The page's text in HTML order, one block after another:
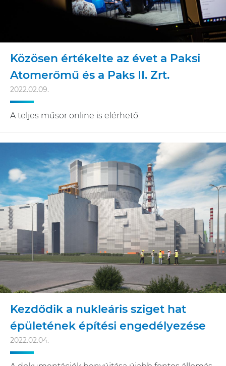
Közösen értékelte az évet a Paksi
Atomerőmű és a Paks II. Zrt.
2022.02.09.
A teljes műsor online is elérhető.
Kezdődik a nukleáris sziget hat
épületének építési engedélyezése
2022.02.04.